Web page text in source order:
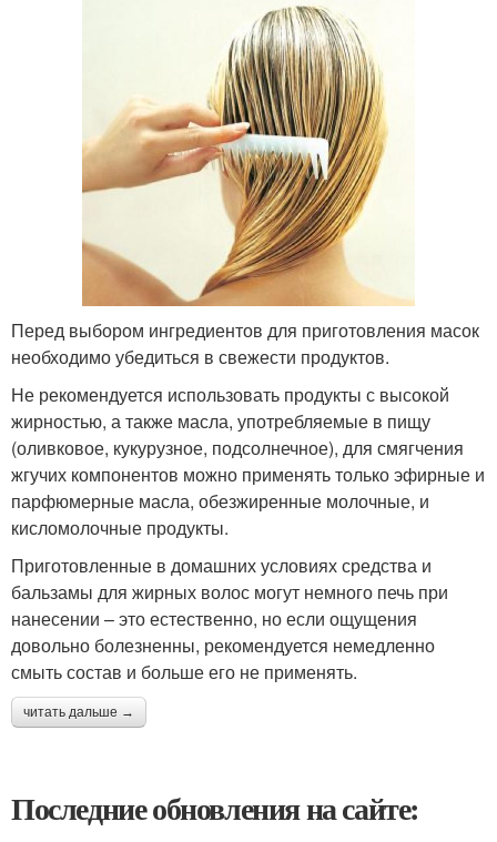
Перед выбором ингредиентов для приготовления масок
необходимо убедиться в свежести продуктов.
Не рекомендуется использовать продукты с высокой
жирностью, а также масла, употребляемые в пищу
(оливковое, кукурузное, подсолнечное), для смягчения
жгучих компонентов можно применять только эфирные и
парфюмерные масла, обезжиренные молочные, и
кисломолочные продукты.
Приготовленные в домашних условиях средства и
бальзамы для жирных волос могут немного печь при
нанесении – это естественно, но если ощущения
довольно болезненны, рекомендуется немедленно
смыть состав и больше его не применять.
читать дальше →
Последние обновления на сайте: